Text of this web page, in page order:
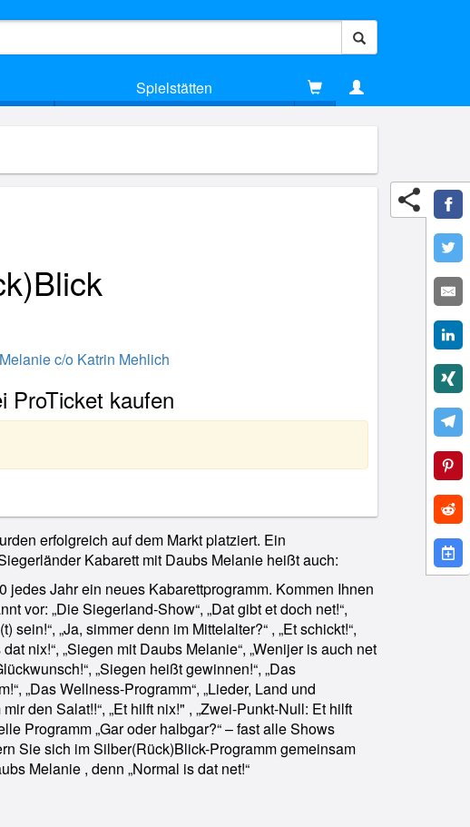
Spielstätten
c/o Katrin Mehlich
ProTicket kaufen
erfolgreich auf dem Markt platziert. Ein
Kabarett mit Daubs Melanie heißt auch:
jedes Jahr ein neues Kabarettprogramm. Kommen Ihnen
vor: „Die Siegerland-Show“, „Dat gibt et doch net!“,
sein!“, „Ja, simmer denn im Mittelalter?“ , „Et schickt!“,
nix!“, „Siegen mit Daubs Melanie“, „Wenijer is auch net
„Siegen heißt gewinnen!“, „Das
„Das Wellness-Programm“, „Lieder, Land und
mir den Salat!!“, „Et hilft nix!" , „Zwei-Punkt-Null: Et hilft
Programm „Gar oder halbgar?“ – fast alle Shows
Sie sich im Silber(Rück)Blick-Programm gemeinsam
Melanie , denn „Normal is dat net!“